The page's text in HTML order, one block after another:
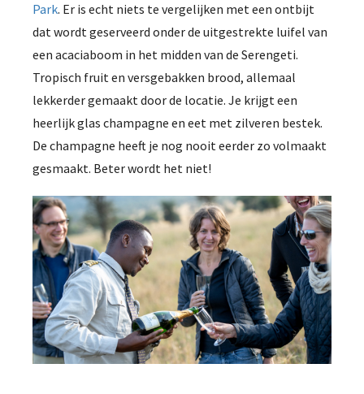
Park. Er is echt niets te vergelijken met een ontbijt
dat wordt geserveerd onder de uitgestrekte luifel van
een acaciaboom in het midden van de Serengeti.
Tropisch fruit en versgebakken brood, allemaal
lekkerder gemaakt door de locatie. Je krijgt een
heerlijk glas champagne en eet met zilveren bestek.
De champagne heeft je nog nooit eerder zo volmaakt
gesmaakt. Beter wordt het niet!